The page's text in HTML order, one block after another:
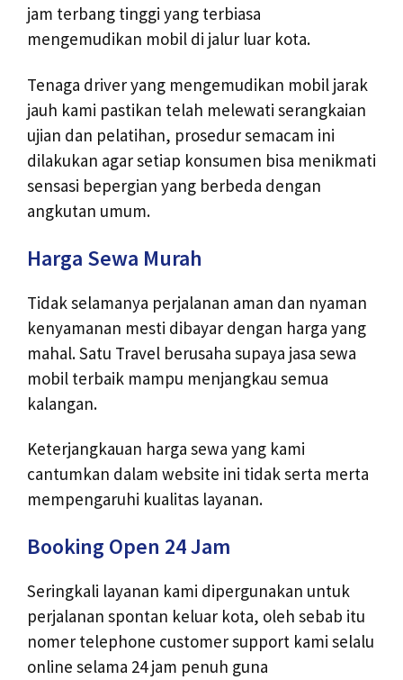
jam terbang tinggi yang terbiasa
mengemudikan mobil di jalur luar kota.
Tenaga driver yang mengemudikan mobil jarak
jauh kami pastikan telah melewati serangkaian
ujian dan pelatihan, prosedur semacam ini
dilakukan agar setiap konsumen bisa menikmati
sensasi bepergian yang berbeda dengan
angkutan umum.
Harga Sewa Murah
Tidak selamanya perjalanan aman dan nyaman
kenyamanan mesti dibayar dengan harga yang
mahal. Satu Travel berusaha supaya jasa sewa
mobil terbaik mampu menjangkau semua
kalangan.
Keterjangkauan harga sewa yang kami
cantumkan dalam website ini tidak serta merta
mempengaruhi kualitas layanan.
Booking Open 24 Jam
Seringkali layanan kami dipergunakan untuk
perjalanan spontan keluar kota, oleh sebab itu
nomer telephone customer support kami selalu
online selama 24 jam penuh guna